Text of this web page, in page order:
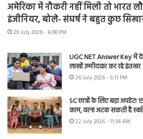
अमेरिका में नौकरी नहीं मिली तो भारत
इंजीनियर, बोले- संघर्ष ने बहुत कुछ
29 July 2026 - 8:00 PM
UGC NET Answer Key में
लाखों उम्मीदवार कर रहे इंतजार
26 July 2026 - 6:11 PM
SC छात्रों के लिए बड़ा
काम, वरना अटक सकती है
22 July 2026 - 11:54 AM